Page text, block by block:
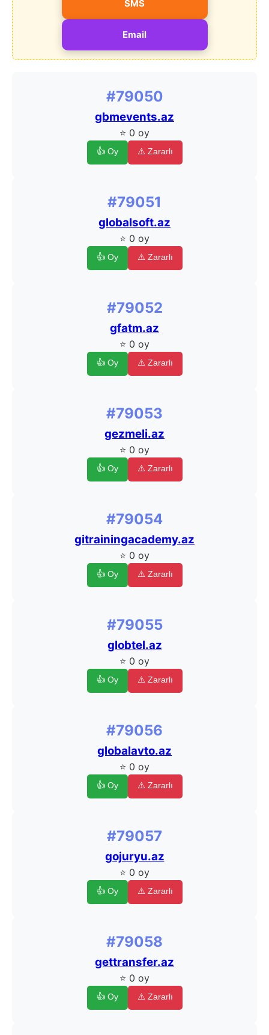
SMS
Email
#79050
gbmevents.az
⭐ 0 oy
👍 Oy ⚠️ Zararlı
#79051
globalsoft.az
⭐ 0 oy
👍 Oy ⚠️ Zararlı
#79052
gfatm.az
⭐ 0 oy
👍 Oy ⚠️ Zararlı
#79053
gezmeli.az
⭐ 0 oy
👍 Oy ⚠️ Zararlı
#79054
gitrainingacademy.az
⭐ 0 oy
👍 Oy ⚠️ Zararlı
#79055
globtel.az
⭐ 0 oy
👍 Oy ⚠️ Zararlı
#79056
globalavto.az
⭐ 0 oy
👍 Oy ⚠️ Zararlı
#79057
gojuryu.az
⭐ 0 oy
👍 Oy ⚠️ Zararlı
#79058
gettransfer.az
⭐ 0 oy
👍 Oy ⚠️ Zararlı